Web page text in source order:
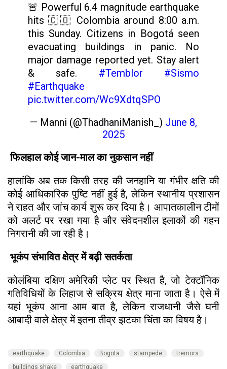
🚨 Powerful 6.4 magnitude earthquake
hits 🇨🇴 Colombia around 8:00 a.m.
this Sunday. Citizens in Bogotá seen
evacuating buildings in panic. No
major damage reported yet. Stay alert
& safe. #Temblor
#Sismo
#Earthquake
pic.twitter.com/Wc9XdtqSPO
— Manni (@ThadhaniManish_) June 8,
2025
फिलहाल कोई जान-माल का नुकसान नहीं
हालांकि अब तक किसी तरह की जनहानि या गंभीर क्षति की
कोई आधिकारिक पुष्टि नहीं हुई है, लेकिन स्थानीय प्रशासन
ने राहत और जांच कार्य शुरू कर दिया है। आपातकालीन टीमों
को अलर्ट पर रखा गया है और संवेदनशील इलाकों की गहन
निगरानी की जा रही है।
भूकंप संभावित क्षेत्र में बढ़ी सतर्कता
कोलंबिया दक्षिण अमेरिकी प्लेट पर स्थित है, जो टेक्टॉनिक
गतिविधियों के लिहाज से सक्रिय क्षेत्र माना जाता है। ऐसे में
यहां भूकंप आना आम बात है, लेकिन राजधानी जैसे घनी
आबादी वाले क्षेत्र में इतना तीव्र झटका चिंता का विषय है।
earthquake Colombia Bogota stampede
tremors
buildings shake
earthquake